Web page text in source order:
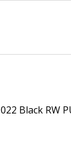
022 Black RW